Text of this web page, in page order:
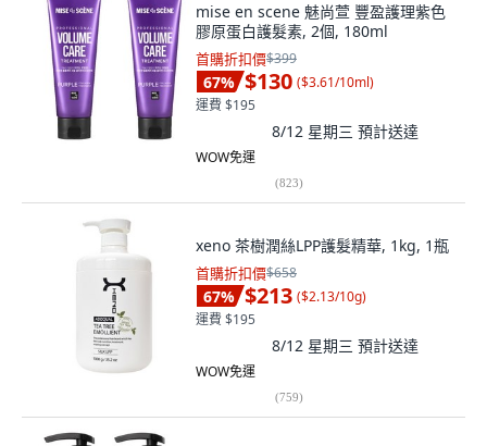
mise en scene 魅尚萱 豐盈護理紫色
膠原蛋白護髮素, 2個, 180ml
首購折扣價$399
67% $130 ($3.61/10ml)
運費 $195
8/12 星期三 預計送達
WOW免運
(823)
xeno 茶樹潤絲LPP護髮精華, 1kg, 1瓶
首購折扣價$658
67% $213 ($2.13/10g)
運費 $195
8/12 星期三 預計送達
WOW免運
(759)